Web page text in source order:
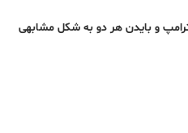
و بایدن هر دو به شکل مشابهی